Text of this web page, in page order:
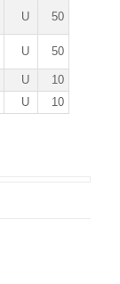
U
50
U 50
U
10
U 10